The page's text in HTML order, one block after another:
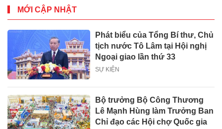
MỚI CẬP NHẬT
Phát biểu của Tổng Bí thư, Chủ
tịch nước Tô Lâm tại Hội nghị
Ngoại giao lần thứ 33
SỰ KIỆN
Bộ trưởng Bộ Công Thương
Lê Mạnh Hùng làm Trưởng Ban
Chỉ đạo các Hội chợ Quốc gia